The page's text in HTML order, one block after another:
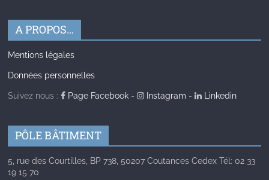
A PROPOS…
Mentions légales
Données personnelles
Suivez nous : Page Facebook - Instagram - Linkedin
PÔLE BÂTIMENT
5, rue des Courtilles, BP 738, 50207 Coutances Cedex Tél: 02 33
19 15 70